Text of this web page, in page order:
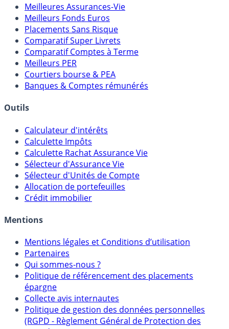
Meilleures Assurances-Vie
Meilleurs Fonds Euros
Placements Sans Risque
Comparatif Super Livrets
Comparatif Comptes à Terme
Meilleurs PER
Courtiers bourse & PEA
Banques & Comptes rémunérés
Outils
Calculateur d'intérêts
Calculette Impôts
Calculette Rachat Assurance Vie
Sélecteur d'Assurance Vie
Sélecteur d'Unités de Compte
Allocation de portefeuilles
Crédit immobilier
Mentions
Mentions légales et Conditions d’utilisation
Partenaires
Qui sommes-nous ?
Politique de référencement des placements
épargne
Collecte avis internautes
Politique de gestion des données personnelles
(RGPD - Règlement Général de Protection des